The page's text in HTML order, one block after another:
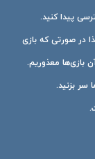
پیدا کنید.
در صورتی که بازی
بازی‌ها معذوریم.
سر بزنید.